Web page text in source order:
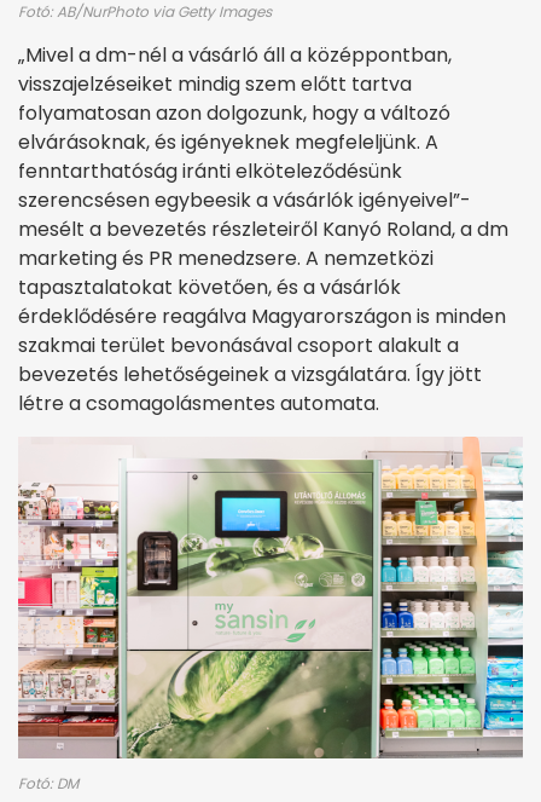
Fotó: AB/NurPhoto via Getty Images
„Mivel a dm-nél a vásárló áll a középpontban,
visszajelzéseiket mindig szem előtt tartva
folyamatosan azon dolgozunk, hogy a változó
elvárásoknak, és igényeknek megfeleljünk. A
fenntarthatóság iránti elköteleződésünk
szerencsésen egybeesik a vásárlók igényeivel”-
mesélt a bevezetés részleteiről Kanyó Roland, a dm
marketing és PR menedzsere. A nemzetközi
tapasztalatokat követően, és a vásárlók
érdeklődésére reagálva Magyarországon is minden
szakmai terület bevonásával csoport alakult a
bevezetés lehetőségeinek a vizsgálatára. Így jött
létre a csomagolásmentes automata.
Fotó: DM